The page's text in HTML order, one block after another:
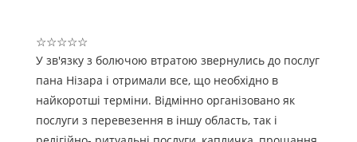
☆☆☆☆☆
У зв'язку з болючою втратою звернулись до послуг
пана Нізара і отримали все, що необхідно в
найкоротші терміни. Відмінно організовано як
послуги з перевезення в іншу область, так і